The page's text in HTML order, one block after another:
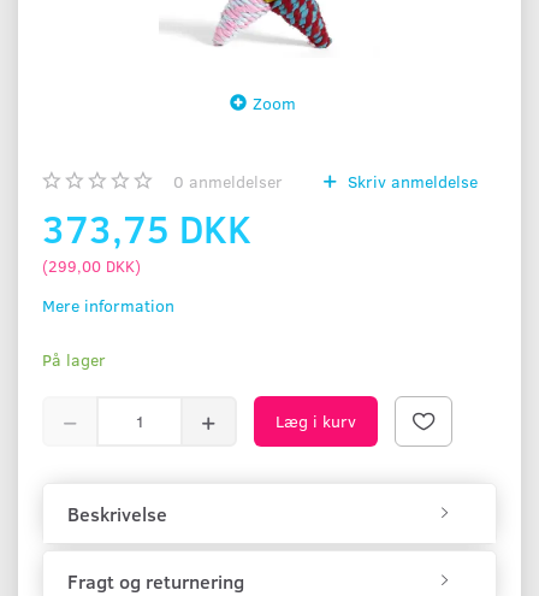
Zoom
0 anmeldelser Skriv anmeldelse
373,75 DKK
(299,00 DKK)
Mere information
På lager
Læg i kurv
Beskrivelse
Fragt og returnering